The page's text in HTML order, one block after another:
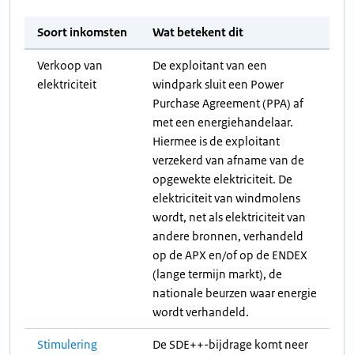
Soort inkomsten Wat betekent dit
Verkoop van
elektriciteit
De exploitant van een
windpark sluit een Power
Purchase Agreement (PPA) af
met een energiehandelaar.
Hiermee is de exploitant
verzekerd van afname van de
opgewekte elektriciteit. De
elektriciteit van windmolens
wordt, net als elektriciteit van
andere bronnen, verhandeld
op de APX en/of op de ENDEX
(lange termijn markt), de
nationale beurzen waar energie
wordt verhandeld.
Stimulering
De SDE++-bijdrage komt neer